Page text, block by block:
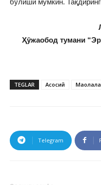
Ҳӯжаобод тумани
TEGLAR Асосий
Telegram